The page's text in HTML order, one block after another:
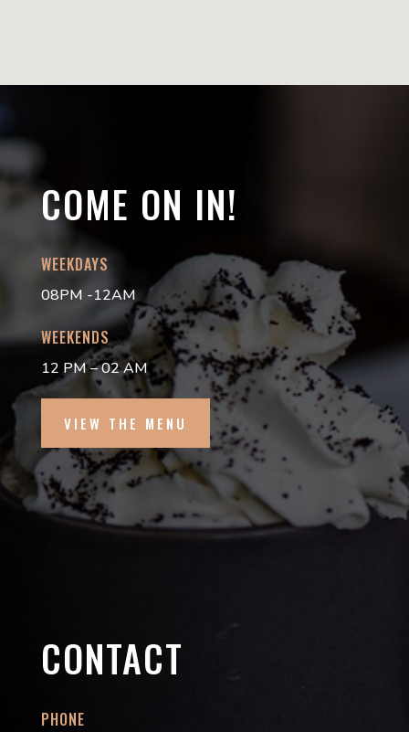
COME ON IN!
WEEKDAYS
08PM -12AM
WEEKENDS
12 PM – 02 AM
VIEW THE MENU
CONTACT
PHONE